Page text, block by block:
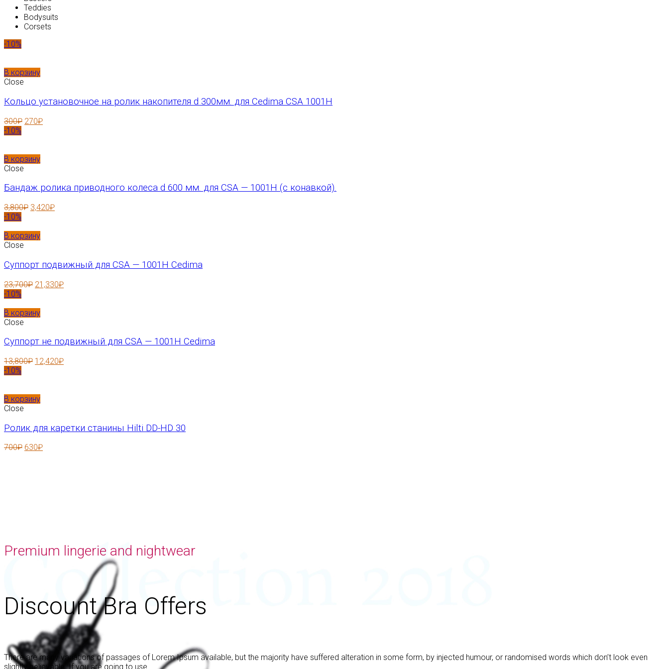
Teddies
Bodysuits
Corsets
-10%
В корзину
Close
Кольцо установочное на ролик накопителя d 300мм. для Cedima CSA 1001H
300₽ 270₽
-10%
В корзину
Close
Бандаж ролика приводного колеса d 600 мм. для CSA — 1001H (с конавкой).
3,800₽ 3,420₽
-10%
В корзину
Close
Суппорт подвижный для CSA — 1001H Cedima
23,700₽ 21,330₽
-10%
В корзину
Close
Суппорт не подвижный для CSA — 1001H Cedima
13,800₽ 12,420₽
-10%
В корзину
Close
Ролик для каретки станины Hilti DD-HD 30
700₽ 630₽
Premium lingerie and nightwear
Discount Bra Offers
There are many variations of passages of Lorem Ipsum available, but the majority have suffered alteration in some form, by injected humour, or randomised words which don’t look even
slightly believable. If you are going to use.